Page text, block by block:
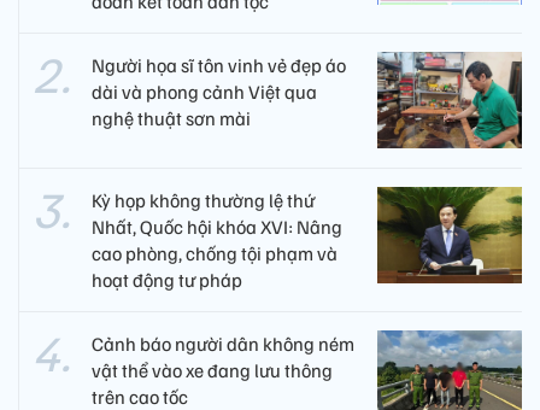
Người họa sĩ tôn vinh vẻ đẹp áo
dài và phong cảnh Việt qua
nghệ thuật sơn mài
Kỳ họp không thường lệ thứ
Nhất, Quốc hội khóa XVI: Nâng
cao phòng, chống tội phạm và
hoạt động tư pháp
Cảnh báo người dân không ném
vật thể vào xe đang lưu thông
trên cao tốc